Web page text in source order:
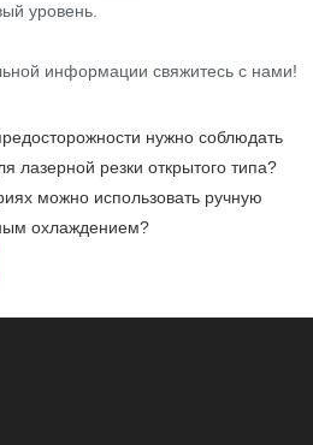
уровень.
информации свяжитесь с нами!
нужно соблюдать
лазерной резки открытого типа?
можно использовать ручную
охлаждением?